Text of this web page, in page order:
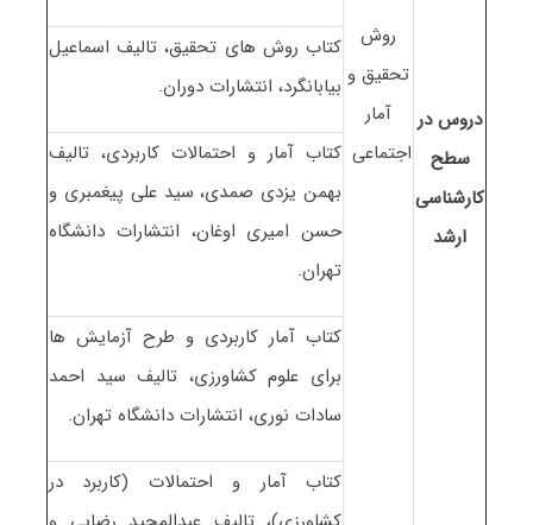
دروس در
سطح
کارشناسی
ارشد
روش
تحقیق و
آمار
اجتماعی
کتاب روش های تحقیق، تالیف اسماعیل
بیابانگرد، انتشارات دوران.
کتاب آمار و احتمالات کاربردی، تالیف
بهمن یزدی صمدی، سید علی پیغمبری و
حسن امیری اوغان، انتشارات دانشگاه
تهران.
کتاب آمار کاربردی و طرح آزمایش ها
برای علوم کشاورزی، تالیف سید احمد
سادات نوری، انتشارات دانشگاه تهران.
کتاب آمار و احتمالات (کاربرد در